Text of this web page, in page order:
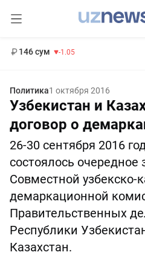
146 сум -1.05
Политика1 октября 2016
Узбекистан и
договор о
26-30 сентября 2016
состоялось очередное
Совместной узбекско-
демаркационной
Правительственных
Республики
Казахстан.